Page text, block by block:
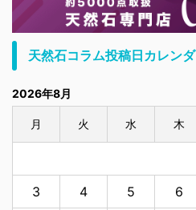
天然石コラム投稿日カレンダ
2026年8月
月 火 水 木
3 4 5 6